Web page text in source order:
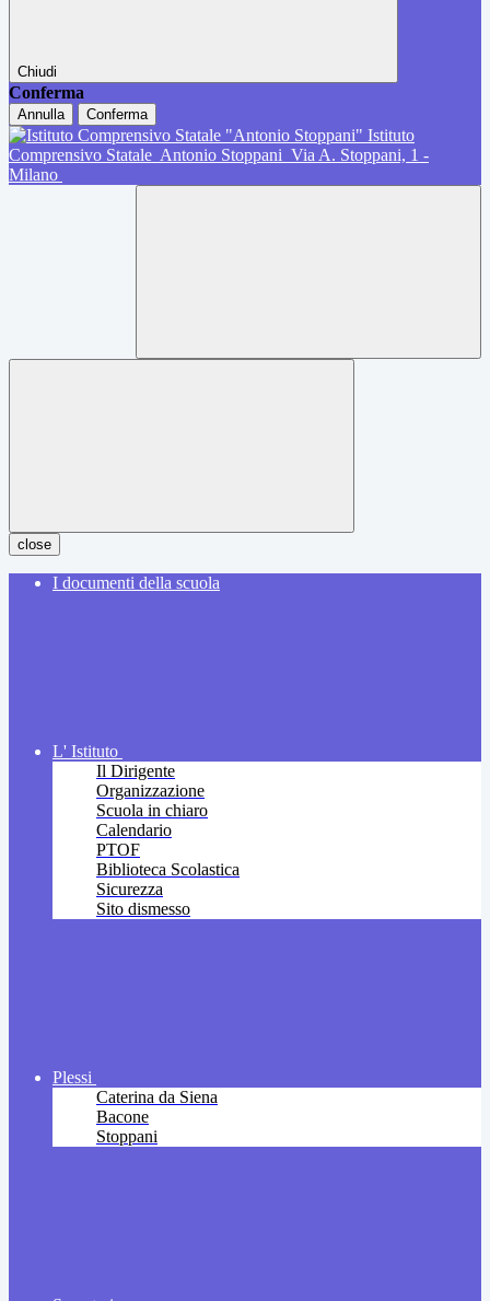
Chiudi
Conferma
Annulla Conferma
Istituto
Comprensivo Statale Antonio Stoppani Via A. Stoppani, 1 -
Milano
close
I documenti della scuola
L' Istituto
Il Dirigente
Organizzazione
Scuola in chiaro
Calendario
PTOF
Biblioteca Scolastica
Sicurezza
Sito dismesso
Plessi
Caterina da Siena
Bacone
Stoppani